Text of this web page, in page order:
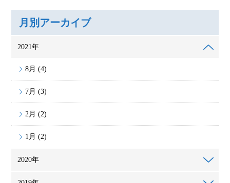
月別アーカイブ
2021年
8月 (4)
7月 (3)
2月 (2)
1月 (2)
2020年